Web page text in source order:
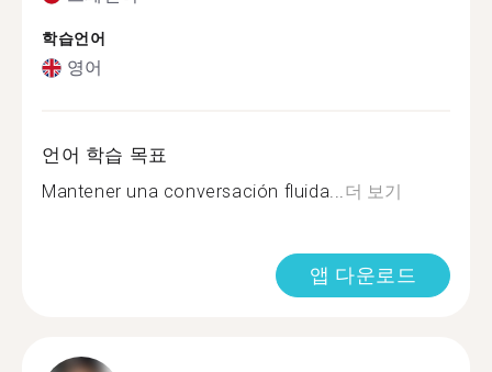
학습언어
영어
언어 학습 목표
Mantener una conversación fluida...더 보기
앱 다운로드